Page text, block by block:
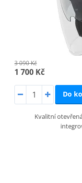
3 090 Kč
1 700 Kč
Do
Kvalitní